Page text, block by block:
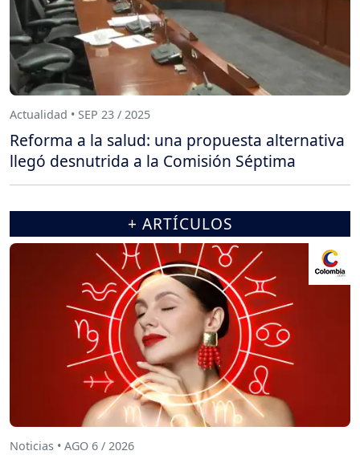
Actualidad • SEP 23 / 2025
Reforma a la salud: una propuesta alternativa
llegó desnutrida a la Comisión Séptima
+ ARTÍCULOS
Noticias • AGO 6 / 2026